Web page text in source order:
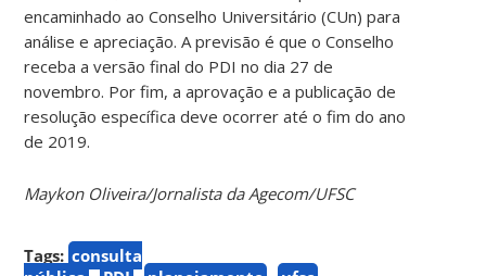
encaminhado ao Conselho Universitário (CUn) para
análise e apreciação. A previsão é que o Conselho
receba a versão final do PDI no dia 27 de
novembro. Por fim, a aprovação e a publicação de
resolução específica deve ocorrer até o fim do ano
de 2019.
Maykon Oliveira/Jornalista da Agecom/UFSC
Tags: consulta